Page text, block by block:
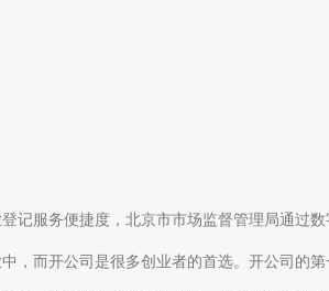
记服务便捷度，北京市市场监督管理局通过数
，而开公司是很多创业者的首选。开公司的第